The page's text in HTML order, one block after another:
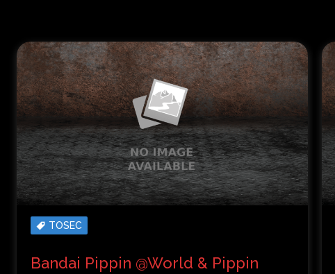
TOSEC
Bandai Pippin @World & Pippin